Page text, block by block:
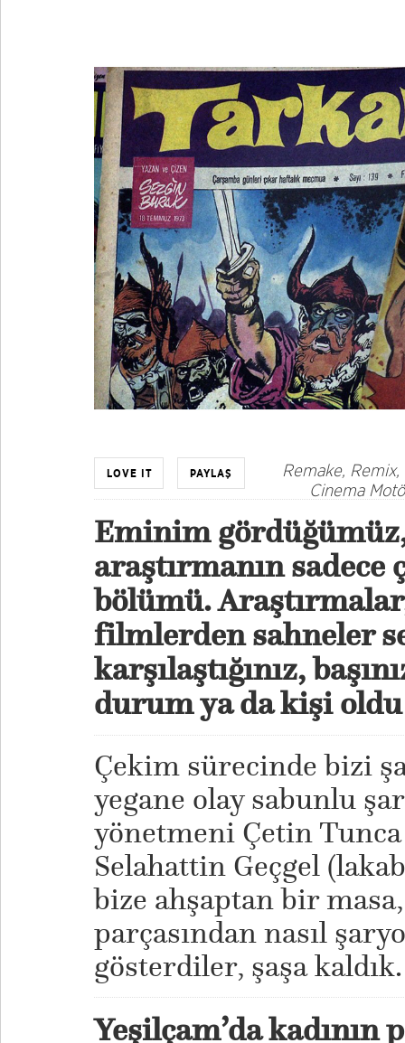
LOVE IT PAYLAŞ
Remake,
Cinema
Eminim gördüğümüz,
araştırmanın
bölümü.
filmlerden sahneler
karşılaştığınız,
durum ya da kişi
Çekim sürecinde bizi
yegane olay sabunlu
yönetmeni Çetin
Selahattin Geçgel
bize ahşaptan bir
parçasından nasıl
gösterdiler, şaşa kaldık.
Yeşilçam’da